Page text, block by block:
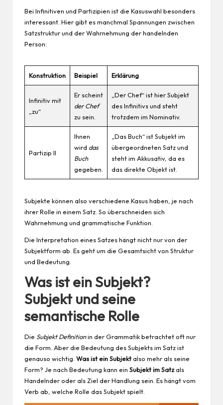
Bei Infinitiven und Partizipien ist die Kasuswahl besonders
interessant. Hier gibt es manchmal Spannungen zwischen
Satzstruktur und der Wahrnehmung der handelnden
Person:
Konstruktion Beispiel Erklärung
Infinitiv mit
„zu“
Er scheint
der Chef
zu sein.
„Der Chef“ ist hier Subjekt
des Infinitivs und steht
trotzdem im Nominativ.
Partizip II
Ihnen
wird das
Buch
gegeben.
„Das Buch“ ist Subjekt im
übergeordneten Satz und
steht im Akkusativ, da es
das direkte Objekt ist.
Subjekte können also verschiedene Kasus haben, je nach
ihrer Rolle in einem Satz. So überschneiden sich
Wahrnehmung und grammatische Funktion.
Die Interpretation eines Satzes hängt nicht nur von der
Subjektform ab. Es geht um die Gesamtsicht von Struktur
und Bedeutung.
Was ist ein Subjekt?
Subjekt und seine
semantische Rolle
Die Subjekt Definitionin der Grammatik betrachtet oft nur
die Form. Aber die Bedeutung des Subjekts im Satz ist
genauso wichtig. Was ist ein Subjektalso mehr als seine
Form? Je nach Bedeutung kann ein Subjekt im Satzals
Handelnder oder als Ziel der Handlung sein. Es hängt vom
Verb ab, welche Rolle das Subjekt spielt.